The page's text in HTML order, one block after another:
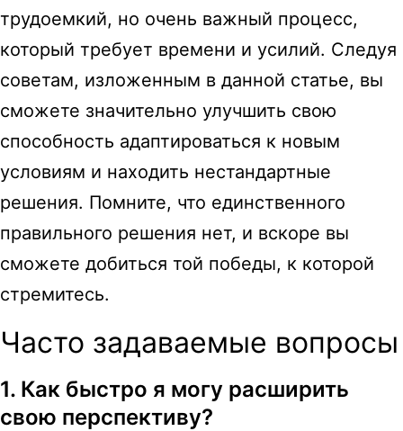
трудоемкий, но очень важный процесс,
который требует времени и усилий. Следуя
советам, изложенным в данной статье, вы
сможете значительно улучшить свою
способность адаптироваться к новым
условиям и находить нестандартные
решения. Помните, что единственного
правильного решения нет, и вскоре вы
сможете добиться той победы, к которой
стремитесь.
Часто задаваемые вопросы
1. Как быстро я могу расширить
свою перспективу?